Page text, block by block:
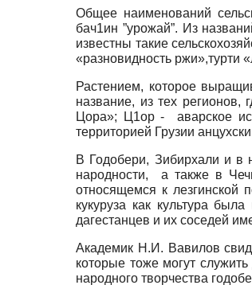
Общее наименований
бач1ин ”урожай”. Из
известны такие
«разновидность ржи»,турти
Растением, которое
название, из тех регионов,
Цора»; Ц1ор - аварское
территорией Грузии
В Годобери, Зибирхали и в
народности, а также в
относящемся к лезгинской
кукуруза как культура
дагестанцев и их соседей
Академик Н.И. Вавилов
которые тоже могут служить
народного творчества